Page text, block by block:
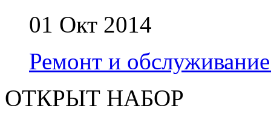
01 Окт 2014
Ремонт и
ОТКРЫТ НАБОР